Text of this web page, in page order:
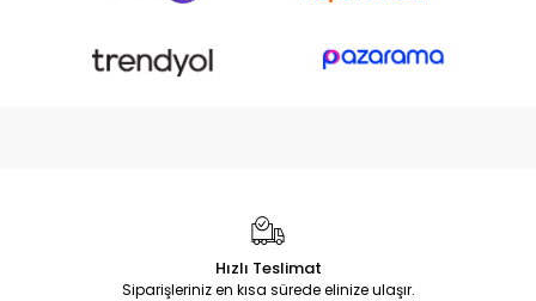
Hızlı Teslimat
Siparişleriniz en kısa sürede elinize ulaşır.